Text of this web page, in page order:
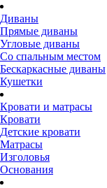
Диваны
Прямые диваны
Угловые диваны
Со спальным местом
Бескаркасные диваны
Кушетки
Кровати и матрасы
Кровати
Детские кровати
Матрасы
Изголовья
Основания